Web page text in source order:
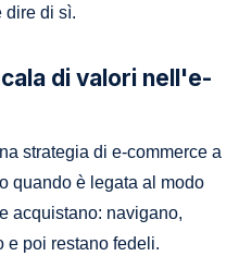
dire di sì.
di valori nell'e-
strategia di e-commerce a
quando è legata al modo
acquistano: navigano,
e poi restano fedeli.